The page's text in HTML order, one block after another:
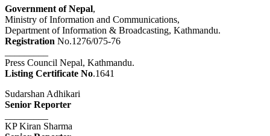
Government of Nepal,
Ministry of Information and Communications,
Department of Information & Broadcasting, Kathmandu.
Registration No.1276/075-76
Press Council Nepal, Kathmandu.
Listing Certificate No.1641
Sudarshan Adhikari
Senior Reporter
KP Kiran Sharma